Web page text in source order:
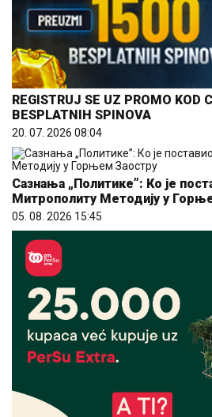
REGISTRUJ SE UZ PROMO KOD
BESPLATNIH SPINOVA
20. 07. 2026 08:04
Сазнања „Политике”: Ко је
Митрополиту Методију у
05. 08. 2026 15:45